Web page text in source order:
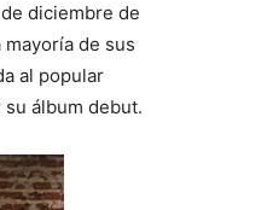
diciembre de
de sus
al popular
álbum debut.